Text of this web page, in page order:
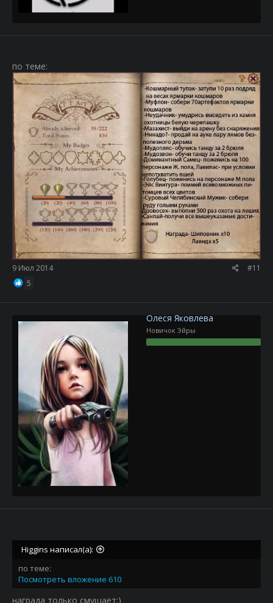
по теме:
9 Июл 2014 #11
5
Олеся Яковлева
Новичок Эйры
Higgins написал(а):
по теме:
Посмотреть вложение 610
награда только смущает:)